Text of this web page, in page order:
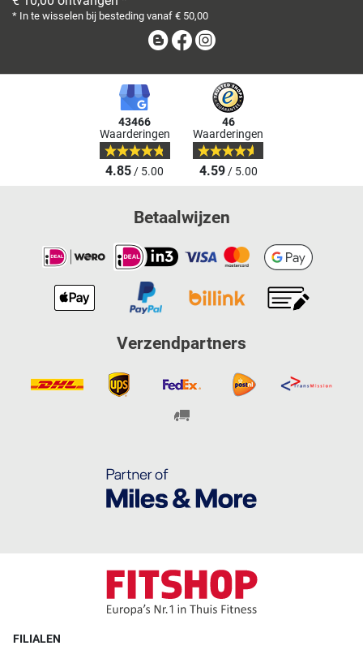
* In te wisselen bij besteding vanaf € 50,00
BlogFacebook
43466
Waarderingen
4.85/ 5.00
46
Waarderingen
4.59/ 5.00
Betaalwijzen
Verzendpartners
FILIALEN